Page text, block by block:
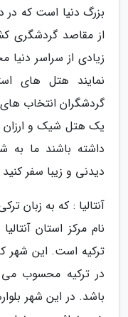
بزرگ دنیا است که در
از مقاصد گردشگری
زیادی از سراسر
نمایند هتل های
گردشگران انتخاب های
یک هتل شیک و ارزان
داشته باشند ما به
دیدنی و زیبا سفر کنید
نام مرکز استان
ترکیه است. این شهر
در ترکیه محسوب می
باشد. در این شهر